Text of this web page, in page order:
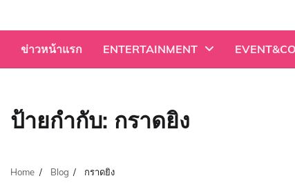
content
ข่าวหน้าแรก ENTERTAINMENT
ป้ายกำกับ: กราดยิง
Home Blog กราดยิง